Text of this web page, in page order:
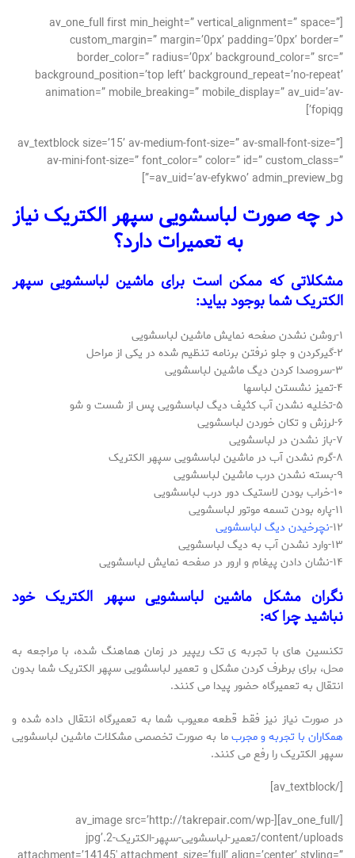
[av_one_full first min_height=” vertical_alignment=” space=”
custom_margin=” margin=’0px’ padding=’0px’ border=”
border_color=” radius=’0px’ background_color=” src=”
background_position=’top left’ background_repeat=’no-repeat’
animation=” mobile_breaking=” mobile_display=” av_uid=’av-
fopiqg’]
[av_textblock size=’15’ av-medium-font-size=” av-small-font-size=”
av-mini-font-size=” font_color=” color=” id=” custom_class=”
av_uid=’av-efykwo’ admin_preview_bg=”]
در چه صورت لباسشویی سپهر الکتریک نیاز
به تعمیرات دارد؟
مشکلاتی که ممکن است برای ماشین لباسشویی سپهر
الکتریک شما بوجود بیاید:
۱-روشن نشدن صفحه نمایش ماشین لباسشویی
۲-گیرکردن و جلو نرفتن برنامه تنظیم شده در یکی از مراحل
۳-سروصدا کردن دیگ ماشین لباسشویی
۴-تمیز نشستن لباسها
۵-تخلیه نشدن آب کثیف دیگ لباسشویی پس از شست و شو
۶-لرزش و تکان خوردن لباسشویی
۷-باز نشدن در لباسشویی
۸-گرم نشدن آب در ماشین لباسشویی سپهر الکتریک
۹-بسته نشدن درب ماشین لباسشویی
۱۰-خراب بودن لاستیک دور درب لباسشویی
۱۱-پاره بودن تسمه موتور لباسشویی
۱۲- نچرخیدن دیگ لباسشویی
۱۳-وارد نشدن آب به دیگ لباسشویی
۱۴-نشان دادن پیغام و ارور در صفحه نمایش لباسشویی
نگران مشکل ماشین لباسشویی سپهر الکتریک خود
نباشید چرا که:
تکنسین های با تجربه ی تک ریپیر در زمان هماهنگ شده، با مراجعه به
محل، برای برطرف کردن مشکل و تعمیر لباسشویی سپهر الکتریک شما بدون
انتقال به تعمیرگاه حضور پیدا می کنند.
در صورت نیاز نیز فقط قطعه معیوب شما به تعمیرگاه انتقال داده شده و
همکاران با تجربه و مجربما به صورت تخصصی مشکلات ماشین لباسشویی
سپهر الکتریک را رفع می کنند.
[/av_textblock]
[/av_one_full][av_image src=’http://takrepair.com/wp-
content/uploads/تعمیر-لباسشویی-سپهر-الکتریک-2.jpg’